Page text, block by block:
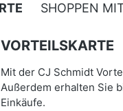
SHOPPEN
VORTEILSKARTE
Mit der CJ Schmidt
Außerdem erhalten Sie
Einkäufe.